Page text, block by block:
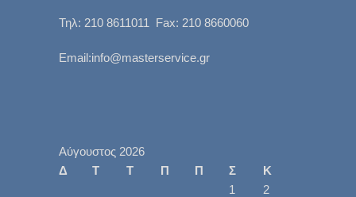
Τηλ: 210 8611011 Fax: 210 8660060
Email:info@masterservice.gr
Αύγουστος 2026
Δ
Τ Τ Π Π Σ
Κ
1
2